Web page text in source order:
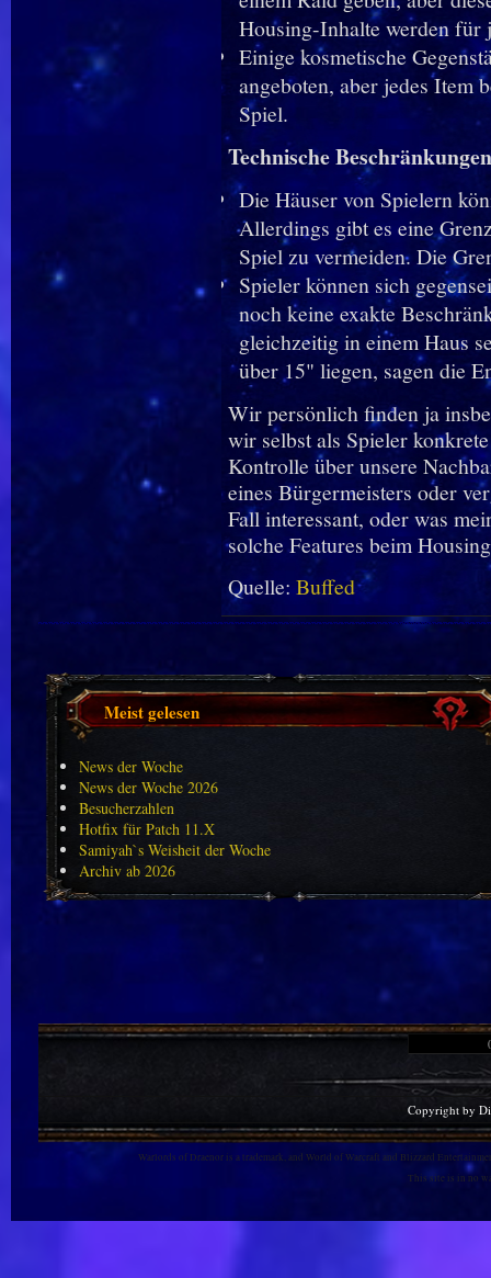
Housing-Inhalte werden für
Einige kosmetische
angeboten, aber jedes Item
Spiel.
Technische Beschränkungen
Die Häuser von Spielern
Allerdings gibt es eine
Spiel zu vermeiden. Die
Spieler können sich
noch keine exakte
gleichzeitig in einem Haus
über 15" liegen, sagen die
Wir persönlich finden ja
wir selbst als Spieler
Kontrolle über unsere
eines Bürgermeisters oder
Fall interessant, oder was
solche Features beim
Quelle: Buffed
Meist gelesen
News der Woche
News der Woche 2026
Besucherzahlen
Hotfix für Patch 11.X
Samiyah`s Weisheit der Woche
Archiv ab 2026
Copyright by
Warlords of Draenor is a trademark, and World of Warcraft and Blizzard
This site is in no